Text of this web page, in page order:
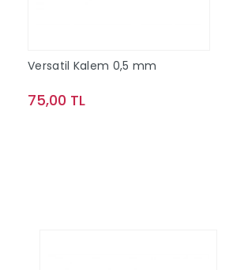
Versatil Kalem 0,5 mm
75,00 TL